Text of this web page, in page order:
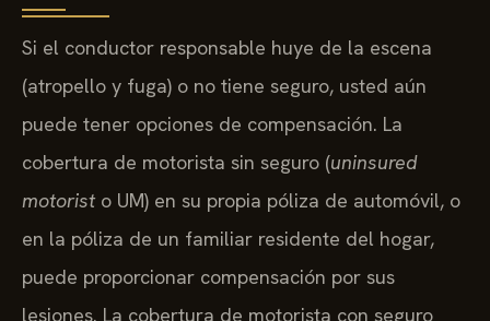
Si el conductor responsable huye de la escena
(atropello y fuga) o no tiene seguro, usted aún
puede tener opciones de compensación. La
cobertura de motorista sin seguro (uninsured
motoristo UM) en su propia póliza de automóvil, o
en la póliza de un familiar residente del hogar,
puede proporcionar compensación por sus
lesiones. La cobertura de motorista con seguro